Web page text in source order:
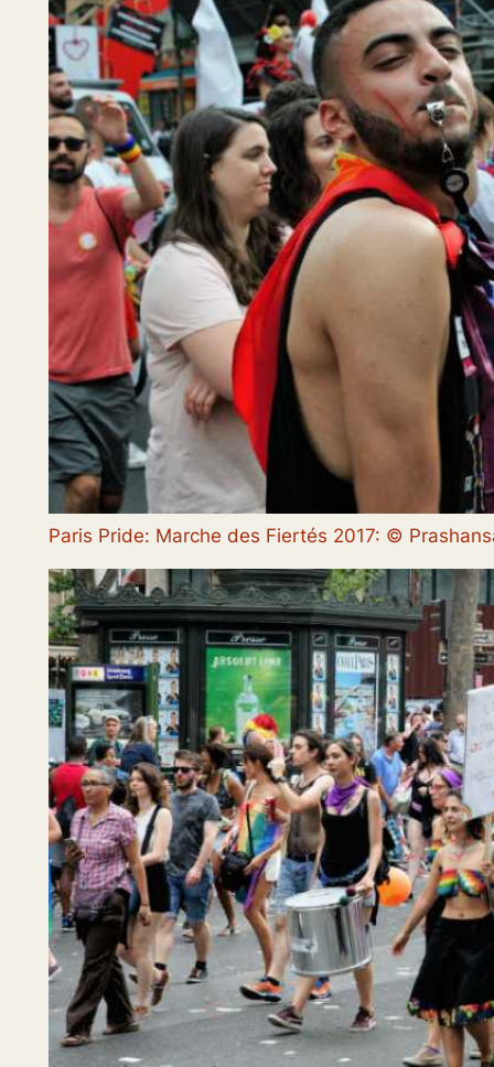
Paris Pride: Marche des Fiertés 2017: ©